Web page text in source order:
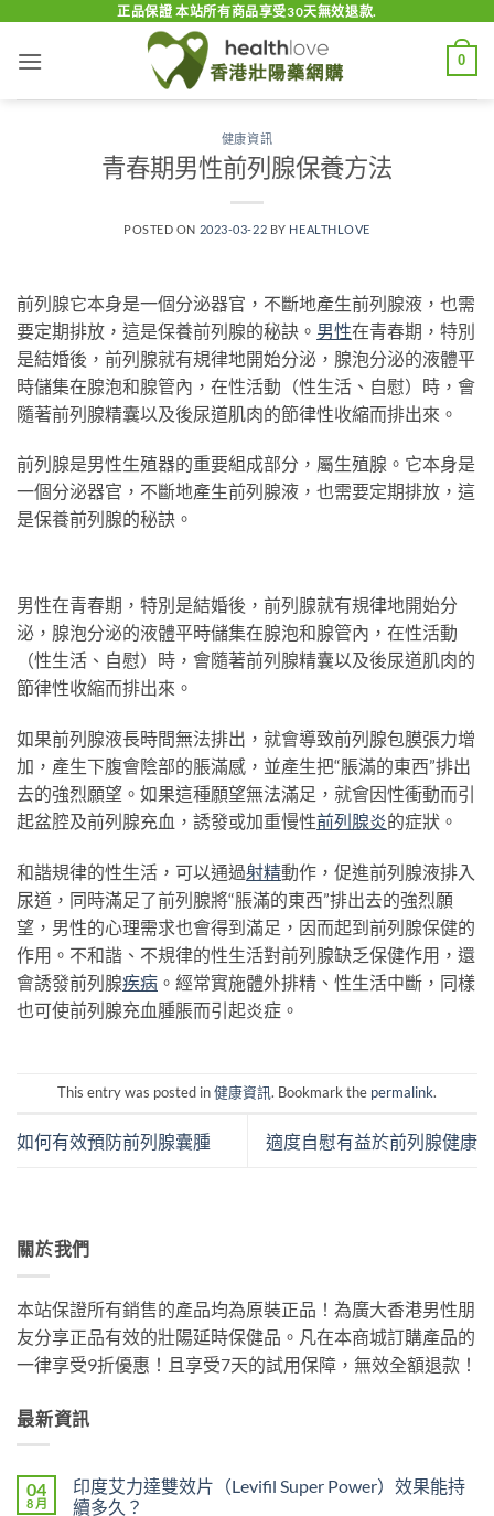
content
正品保證 本站所有商品享受30天無效退款.
0
健康資訊
青春期男性前列腺保養方法
POSTED ON 2023-03-22 BY HEALTHLOVE
前列腺它本身是一個分泌器官，不斷地產生前列腺液，也需
要定期排放，這是保養前列腺的秘訣。 男性在青春期，特別
是結婚後，前列腺就有規律地開始分泌，腺泡分泌的液體平
時儲集在腺泡和腺管內，在性活動（性生活、自慰）時，會
隨著前列腺精囊以及後尿道肌肉的節律性收縮而排出來。
前列腺是男性生殖器的重要組成部分，屬生殖腺。它本身是
一個分泌器官，不斷地產生前列腺液，也需要定期排放，這
是保養前列腺的秘訣。
男性在青春期，特別是結婚後，前列腺就有規律地開始分
泌，腺泡分泌的液體平時儲集在腺泡和腺管內，在性活動
（性生活、自慰）時，會隨著前列腺精囊以及後尿道肌肉的
節律性收縮而排出來。
如果前列腺液長時間無法排出，就會導致前列腺包膜張力增
加，產生下腹會陰部的脹滿感，並產生把“脹滿的東西”排出
去的強烈願望。如果這種願望無法滿足，就會因性衝動而引
起盆腔及前列腺充血，誘發或加重慢性前列腺炎的症狀。
和諧規律的性生活，可以通過射精動作，促進前列腺液排入
尿道，同時滿足了前列腺將“脹滿的東西”排出去的強烈願
望，男性的心理需求也會得到滿足，因而起到前列腺保健的
作用。不和諧、不規律的性生活對前列腺缺乏保健作用，還
會誘發前列腺疾病 。經常實施體外排精、性生活中斷，同樣
也可使前列腺充血腫脹而引起炎症。
This entry was posted in健康資訊. Bookmark the permalink.
如何有效預防前列腺囊腫 適度自慰有益於前列腺健康
關於我們
本站保證所有銷售的產品均為原裝正品！為廣大香港男性朋
友分享正品有效的壯陽延時保健品。凡在本商城訂購產品的
一律享受9折優惠！且享受7天的試用保障，無效全額退款！
最新資訊
04
8 月
印度艾力達雙效片（Levifil Super Power）效果能持
續多久？